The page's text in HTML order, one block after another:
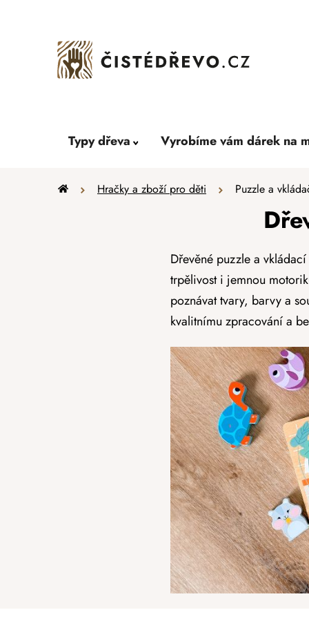
Typy dřeva Vyrobíme vám dárek na
Domů Hračky a zboží pro děti Puzzle a
Dřevěné puzzle a
trpělivost i jemnou
poznávat tvary, barvy a
kvalitnímu zpracování a